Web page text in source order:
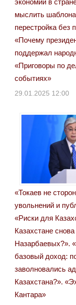
мыслить
перестройка без
«Почему
поддержал
«Приговоры по
событиях»
29.01.2025 12:00
«Токаев не
увольнений и
«Риски для
Казахстане
Назарбаевых?».
базовый доход:
заволновались
Казахстана?».
Кантара»